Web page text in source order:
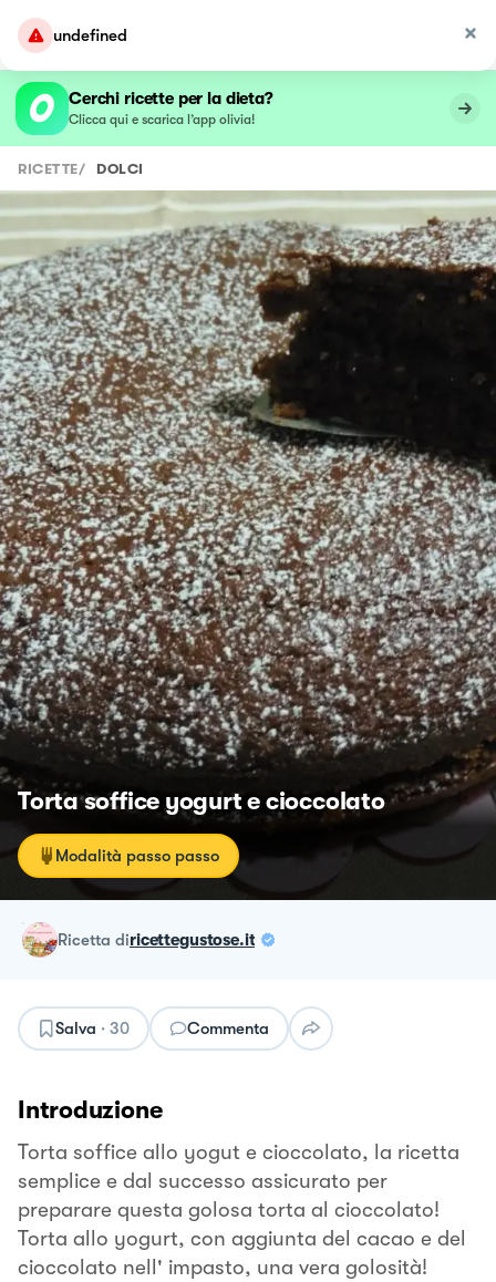
undefined
Cerchi ricette per la dieta?
Clicca qui e scarica l’app olivia!
RICETTE/ DOLCI
Torta soffice yogurt e cioccolato
Modalità passo passo
ricetta diricettegustose.it
Salva · 30 Commenta
Introduzione
Torta soffice allo yogut e cioccolato, la ricetta
semplice e dal successo assicurato per
preparare questa golosa torta al cioccolato!
Torta allo yogurt, con aggiunta del cacao e del
cioccolato nell' impasto, una vera golosità!